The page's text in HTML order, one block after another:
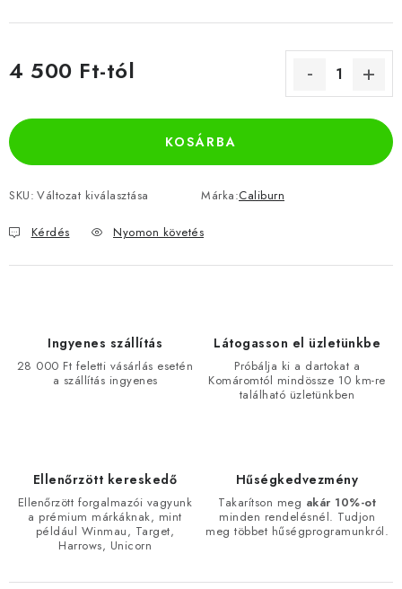
4 500 Ft-tól
KOSÁRBA
SKU: Változat kiválasztása Márka:Caliburn
Kérdés Nyomon követés
Ingyenes szállítás
28 000 Ft feletti vásárlás esetén
a szállítás ingyenes
Látogasson el üzletünkbe
Próbálja ki a dartokat a
Komáromtól mindössze 10 km-re
található üzletünkben
Ellenőrzött kereskedő
Ellenőrzött forgalmazói vagyunk
a prémium márkáknak, mint
például Winmau, Target,
Harrows, Unicorn
Hűségkedvezmény
Takarítson meg akár 10%-ot
minden rendelésnél. Tudjon
meg többet hűségprogramunkról.